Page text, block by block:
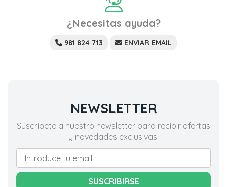
¿Necesitas ayuda?
981 824 713 ENVIAR EMAIL
NEWSLETTER
Suscríbete a nuestro newsletter para recibir ofertas
y novedades exclusivas.
SUSCRIBIRSE